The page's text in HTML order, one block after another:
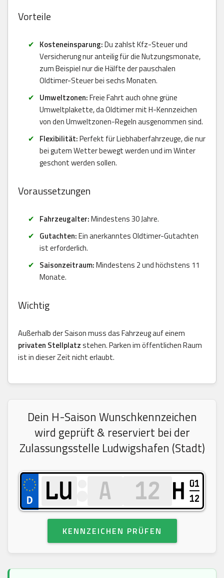
Vorteile
Kosteneinsparung:Du zahlst Kfz-Steuer und
Versicherung nur anteilig für die Nutzungsmonate,
zum Beispiel nur die Hälfte der pauschalen
Oldtimer-Steuer bei sechs Monaten.
Umweltzonen:Freie Fahrt auch ohne grüne
Umweltplakette, da Oldtimer mit H-Kennzeichen
von den Umweltzonen-Regeln ausgenommen sind.
Flexibilität:Perfekt für Liebhaberfahrzeuge, die nur
bei gutem Wetter bewegt werden und im Winter
geschont werden sollen.
Voraussetzungen
Fahrzeugalter:Mindestens 30 Jahre.
Gutachten:Ein anerkanntes Oldtimer-Gutachten
ist erforderlich.
Saisonzeitraum:Mindestens 2 und höchstens 11
Monate.
Wichtig
Außerhalb der Saison muss das Fahrzeug auf einem
privaten Stellplatzstehen. Parken im öffentlichen Raum
ist in dieser Zeit nicht erlaubt.
Dein H-Saison Wunschkennzeichen
wird geprüft & reserviert bei der
Zulassungsstelle Ludwigshafen (Stadt)
H 01
12
KENNZEICHEN PRÜFEN